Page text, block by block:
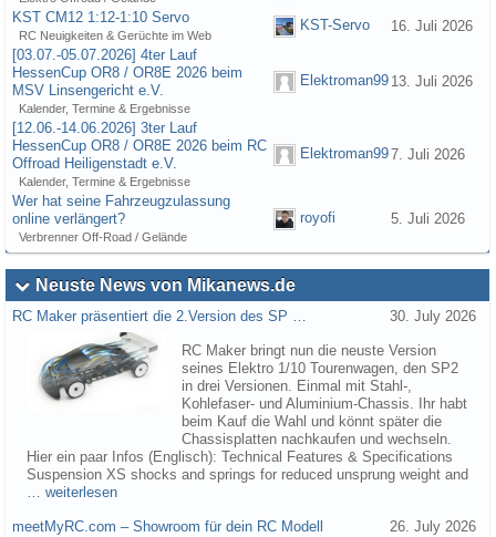
KST CM12 1:12-1:10 Servo
RC Neuigkeiten & Gerüchte im Web
KST-Servo
16. Juli 2026
[03.07.-05.07.2026] 4ter Lauf
HessenCup OR8 / OR8E 2026 beim
MSV Linsengericht e.V.
Kalender, Termine & Ergebnisse
Elektroman99 13. Juli 2026
[12.06.-14.06.2026] 3ter Lauf
HessenCup OR8 / OR8E 2026 beim RC
Offroad Heiligenstadt e.V.
Kalender, Termine & Ergebnisse
Elektroman997. Juli 2026
Wer hat seine Fahrzeugzulassung
online verlängert?
Verbrenner Off-Road / Gelände
royofi 5. Juli 2026
Neuste News von Mikanews.de
RC Maker präsentiert die 2.Version des SP … 30. July 2026
RC Maker bringt nun die neuste Version
seines Elektro 1/10 Tourenwagen, den SP2
in drei Versionen. Einmal mit Stahl-,
Kohlefaser- und Aluminium-Chassis. Ihr habt
beim Kauf die Wahl und könnt später die
Chassisplatten nachkaufen und wechseln.
Hier ein paar Infos (Englisch): Technical Features & Specifications
Suspension XS shocks and springs for reduced unsprung weight and
weiterlesen
meetMyRC.com – Showroom für dein RC Modell 26. July 2026